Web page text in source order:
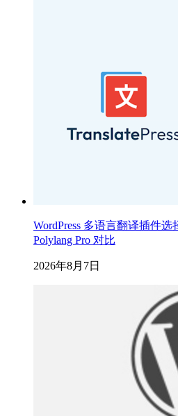
WordPress 多语言翻译插件选
Polylang Pro 对比
2026年8月7日